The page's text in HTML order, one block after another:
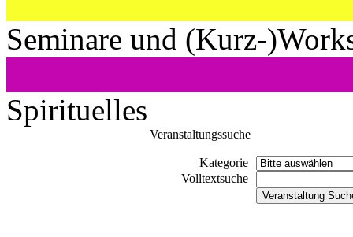
Seminare und (Kurz-
Spirituelles
Veranstaltungssuche
Kategorie
Volltextsuche